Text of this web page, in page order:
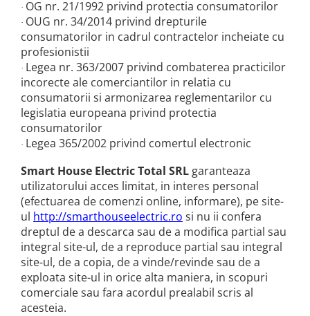
Borniera si bara nul
Pini terminali
· OG nr. 21/1992 privind protectia consumatorilor
· OUG nr. 34/2014 privind drepturile
consumatorilor in cadrul contractelor incheiate cu
profesionistii
· Legea nr. 363/2007 privind combaterea practicilor
incorecte ale comerciantilor in relatia cu
consumatorii si armonizarea reglementarilor cu
legislatia europeana privind protectia
consumatorilor
· Legea 365/2002 privind comertul electronic
Smart House Electric Total SRL garanteaza
utilizatorului acces limitat, in interes personal
(efectuarea de comenzi online, informare), pe site-
ul http://smarthouseelectric.ro si nu ii confera
dreptul de a descarca sau de a modifica partial sau
integral site-ul, de a reproduce partial sau integral
site-ul, de a copia, de a vinde/revinde sau de a
exploata site-ul in orice alta maniera, in scopuri
comerciale sau fara acordul prealabil scris al
acesteia.